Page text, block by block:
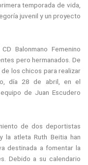
temporada de vida,
juvenil y un proyecto
Balonmano Femenino
pero hermanados. De
los chicos para realizar
día 28 de abril, en el
de Juan Escudero
de dos deportistas
la atleta Ruth Beitia han
destinada a fomentar la
Debido a su calendario